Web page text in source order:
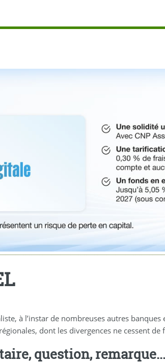
à l’instar de nombreuses autres
dont les divergences ne cessent de
question, remarque...